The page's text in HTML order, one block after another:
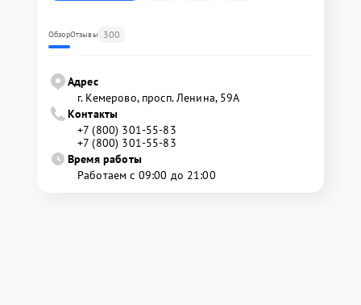
ОбзорОтзывы 300
Адрес
г. Кемерово, просп. Ленина, 59А
Контакты
+7 (800) 301-55-83
+7 (800) 301-55-83
Время работы
Работаем с 09:00 до 21:00